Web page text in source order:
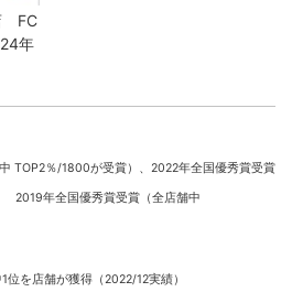
FC
年
TOP2％/1800が受賞）、 2022年全国優秀賞受賞
2019年全国優秀賞受賞（全店舗中
を店舗が獲得（2022/12実績）